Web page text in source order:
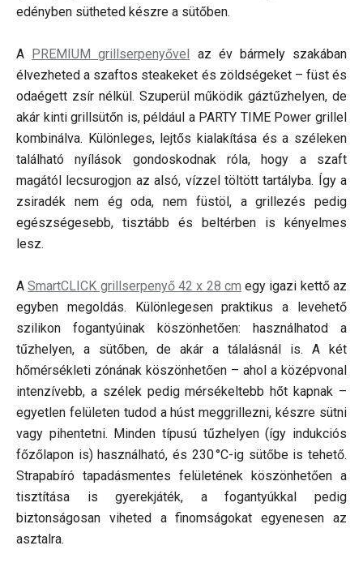
edényben sütheted készre a sütőben.
A PREMIUM grillserpenyővel az év bármely szakában
élvezheted a szaftos steakeket és zöldségeket – füst és
odaégett zsír nélkül. Szuperül működik gáztűzhelyen, de
akár kinti grillsütőn is, például a PARTY TIME Power grillel
kombinálva. Különleges, lejtős kialakítása és a széleken
található nyílások gondoskodnak róla, hogy a szaft
magától lecsurogjon az alsó, vízzel töltött tartályba. Így a
zsiradék nem ég oda, nem füstöl, a grillezés pedig
egészségesebb, tisztább és beltérben is kényelmes
lesz.
ASmartCLICK grillserpenyő 42 x 28 cm egy igazi kettő az
egyben megoldás. Különlegesen praktikus a levehető
szilikon fogantyúinak köszönhetően: használhatod a
tűzhelyen, a sütőben, de akár a tálalásnál is. A két
hőmérsékleti zónának köszönhetően – ahol a középvonal
intenzívebb, a szélek pedig mérsékeltebb hőt kapnak –
egyetlen felületen tudod a húst meggrillezni, készre sütni
vagy pihentetni. Minden típusú tűzhelyen (így indukciós
főzőlapon is) használható, és 230 °C-ig sütőbe is tehető.
Strapabíró tapadásmentes felületének köszönhetően a
tisztítása is gyerekjáték, a fogantyúkkal pedig
biztonságosan viheted a finomságokat egyenesen az
asztalra.